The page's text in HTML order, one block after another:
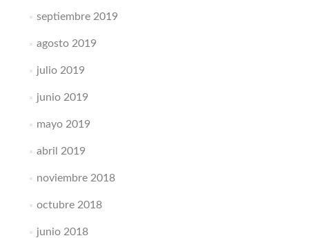
septiembre 2019
agosto 2019
julio 2019
junio 2019
mayo 2019
abril 2019
noviembre 2018
octubre 2018
junio 2018